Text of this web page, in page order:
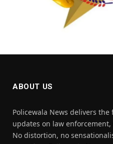
ABOUT US
Policewala News delivers
updates on law
No distortion, no